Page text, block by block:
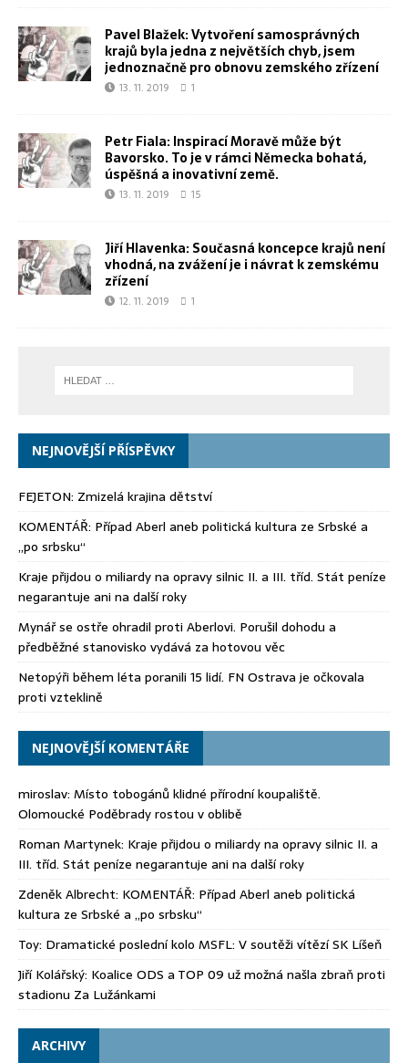
Pavel Blažek: Vytvoření samosprávných
krajů byla jedna z největších chyb, jsem
jednoznačně pro obnovu zemského zřízení
13. 11. 2019 1
Petr Fiala: Inspirací Moravě může být
Bavorsko. To je v rámci Německa bohatá,
úspěšná a inovativní země.
13. 11. 2019 15
Jiří Hlavenka: Současná koncepce krajů není
vhodná, na zvážení je i návrat k zemskému
zřízení
12. 11. 2019 1
NEJNOVĚJŠÍ PŘÍSPĚVKY
FEJETON: Zmizelá krajina dětství
KOMENTÁŘ: Případ Aberl aneb politická kultura ze Srbské a
„po srbsku“
Kraje přijdou o miliardy na opravy silnic II. a III. tříd. Stát peníze
negarantuje ani na další roky
Mynář se ostře ohradil proti Aberlovi. Porušil dohodu a
předběžné stanovisko vydává za hotovou věc
Netopýři během léta poranili 15 lidí. FN Ostrava je očkovala
proti vzteklině
NEJNOVĚJŠÍ KOMENTÁŘE
miroslav: Místo tobogánů klidné přírodní koupaliště.
Olomoucké Poděbrady rostou v oblibě
Roman Martynek: Kraje přijdou o miliardy na opravy silnic II. a
III. tříd. Stát peníze negarantuje ani na další roky
Zdeněk Albrecht: KOMENTÁŘ: Případ Aberl aneb politická
kultura ze Srbské a „po srbsku“
Toy: Dramatické poslední kolo MSFL: V soutěži vítězí SK Líšeň
Jiří Kolářský: Koalice ODS a TOP 09 už možná našla zbraň proti
stadionu Za Lužánkami
ARCHIVY